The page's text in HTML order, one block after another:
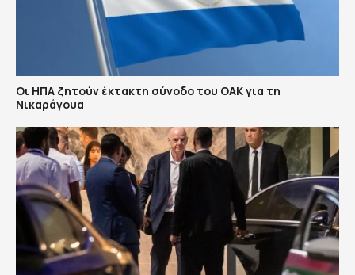
Οι ΗΠΑ ζητούν έκτακτη σύνοδο του ΟΑΚ για τη
Νικαράγουα